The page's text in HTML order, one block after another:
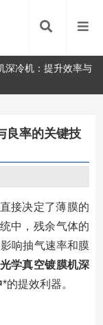
深冷机：提升效率与
良率的关键技
接决定了薄膜的
中，残余气体的
响抽气速率和膜
光学真空镀膜机深
*的提效利器。